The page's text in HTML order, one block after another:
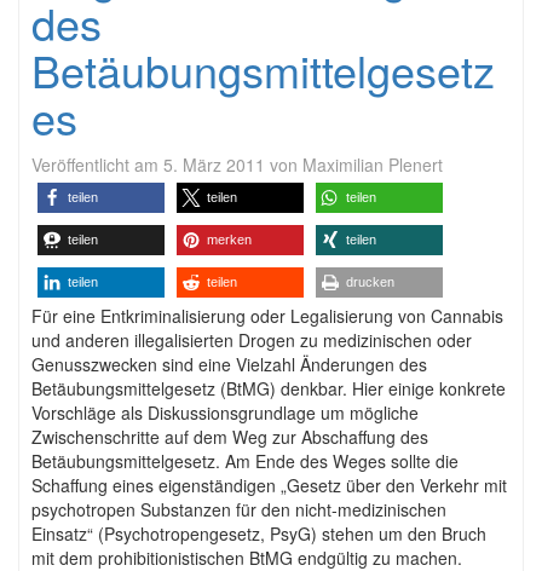
des
Betäubungsmittelgesetz
es
Veröffentlicht am 5. März 2011 von Maximilian Plenert
teilen teilen teilen
teilen merken teilen
teilen teilen drucken
Für eine Entkriminalisierung oder Legalisierung von Cannabis
und anderen illegalisierten Drogen zu medizinischen oder
Genusszwecken sind eine Vielzahl Änderungen des
Betäubungsmittelgesetz (BtMG) denkbar. Hier einige konkrete
Vorschläge als Diskussionsgrundlage um mögliche
Zwischenschritte auf dem Weg zur Abschaffung des
Betäubungsmittelgesetz. Am Ende des Weges sollte die
Schaffung eines eigenständigen „Gesetz über den Verkehr mit
psychotropen Substanzen für den nicht-medizinischen
Einsatz“ (Psychotropengesetz, PsyG) stehen um den Bruch
mit dem prohibitionistischen BtMG endgültig zu machen.